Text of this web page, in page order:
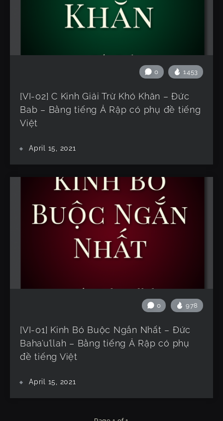
0 1453
[VI-02] C Kinh Giải Trừ Khó Khăn – Đức
Bab – Bằng tiếng Ả Rập có phụ đề tiếng
Việt
April 15, 2021
0 978
[VI-01] Kinh Bó Buộc Ngắn Nhất – Đức
Baha’u’llah – Bằng tiếng Ả Rập có phụ
đề tiếng Việt
April 15, 2021